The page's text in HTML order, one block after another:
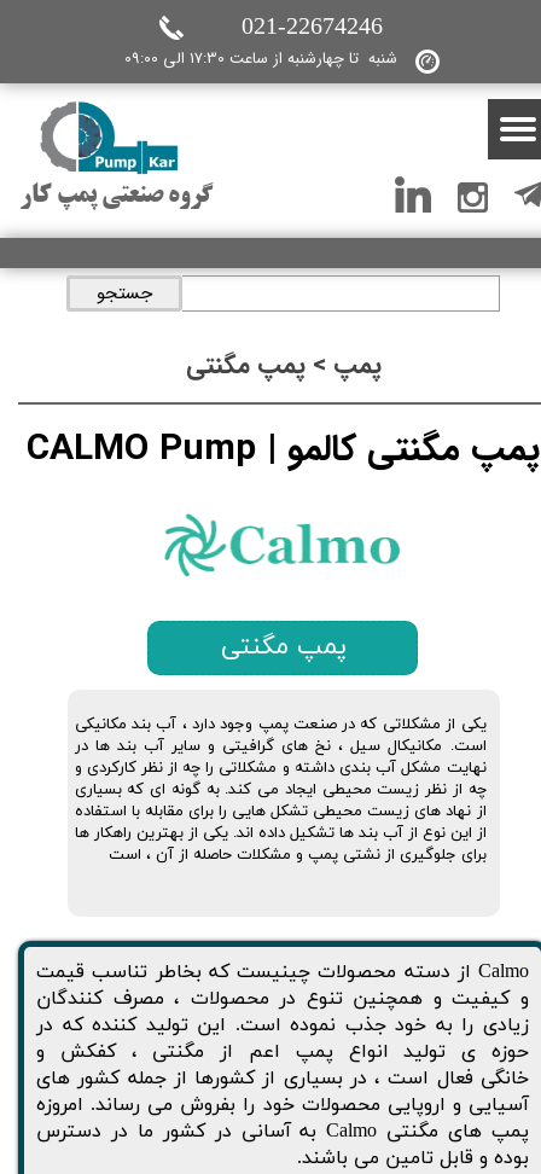
گروه صنعتی پمپ کار
شنبه تا چهارشنبه از ساعت 17:30 الی 09:00
021-22674246
جستجو
پمپ > پمپ مگنتی
پمپ مگنتی کالمو | CALMO Pump
Calmo از دسته محصولات چینیست که بخاطر تناسب قیمت
و کیفیت و همچنین تنوع در محصولات ، مصرف کنندگان
زیادی را به خود جذب نموده است. این تولید کننده که در
حوزه ی تولید انواع پمپ اعم از مگنتی ، کفکش و
خانگی فعال است ، در بسیاری از کشورها از جمله کشور های
آسیایی و اروپایی محصولات خود را بفروش می رساند. امروزه
پمپ های مگنتی Calmo به آسانی در کشور ما در دسترس
بوده و قابل تامین می باشند.
یکی از مشکلاتی که در صنعت پمپ وجود دارد ، آب بند مکانیکی
است. مکانیکال سیل ، نخ های گرافیتی و سایر آب بند ها در
نهایت مشکل آب بندی داشته و مشکلاتی را چه از نظر کارکردی و
چه از نظر زیست محیطی ایجاد می کند. به گونه ای که بسیاری
از نهاد های زیست محیطی تشکل هایی را برای مقابله با استفاده
از این نوع از آب بند ها تشکیل داده اند. یکی از بهترین راهکار ها
برای جلوگیری از نشتی پمپ و مشکلات حاصله از آن ، است
پمپ مگنتی